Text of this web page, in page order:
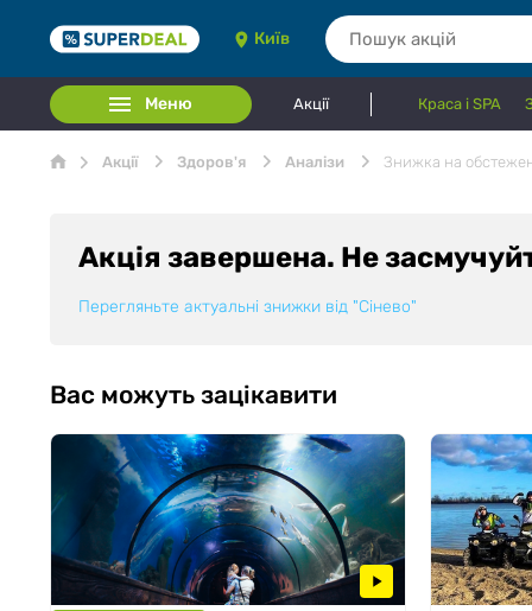
Київ
Меню Акції Краса і SPA
Акції Здоров'я Аналізи Знижка на
Акція завершена. Не
Перегляньте актуальні знижки від "Сiнево"
Вас можуть зацікавити